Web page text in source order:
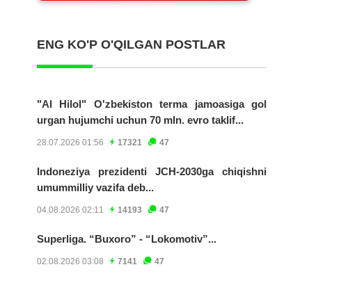
ENG KO'P O'QILGAN POSTLAR
"Al Hilol" O'zbekiston terma jamoasiga gol
urgan hujumchi uchun 70 mln. evro taklif...
28.07.2026 01:56 17321 47
Indoneziya prezidenti JCH-2030ga chiqishni
umummilliy vazifa deb...
04.08.2026 02:11 14193 47
Superliga. “Buxoro” - “Lokomotiv”...
02.08.2026 03:08 7141 47